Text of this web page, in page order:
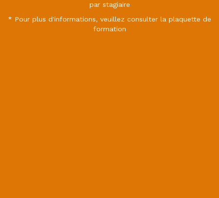
par stagiaire
* Pour plus d'informations, veuillez consulter la plaquette de
formation